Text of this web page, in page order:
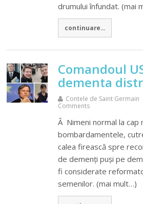
drumului înfundat. (mai
continuare...
Comandoul
dementa
Contele de Saint Germain
Comments
Â Nimeni normal la cap
bombardamentele,
calea firească spre
de demenți puși pe
fi considerate
semenilor. (mai mult…)